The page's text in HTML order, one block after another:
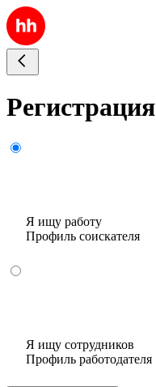
Регистрация
Я ищу работу
Профиль соискателя
Я ищу сотрудников
Профиль работодателя